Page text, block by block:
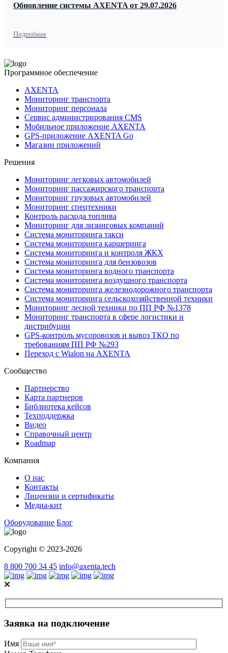
Обновление системы AXENTA от 29.07.2026
Подробнее
Программное обеспечение
AXENTA
Мониторинг транспорта
Мониторинг персонала
Сервис администрирования CMS
Мобильное приложение AXENTA
GPS-приложение AXENTA Go
Магазин приложений
Решения
Мониторинг легковых автомобилей
Мониторинг пассажирского транспорта
Мониторинг грузовых автомобилей
Мониторинг спецтехники
Контроль расхода топлива
Мониторинг для лизинговых компаний
Система мониторинга такси
Система мониторинга каршеринга
Система мониторинга и контроля ЖКХ
Система мониторинга для бензовозов
Система мониторинга водного транспорта
Система мониторинга воздушного транспорта
Система мониторинга железнодорожного транспорта
Система мониторинга сельскохозяйственной техники
Мониторинг лесной техники по ПП РФ №1378
Мониторинг транспорта в сфере логистики и
дистрибуции
GPS-контроль мусоровозов и вывоз ТКО по
требованиям ПП РФ №293
Переход с Wialon на AXENTA
Сообщество
Партнерство
Карта партнеров
Библиотека кейсов
Техподдержка
Видео
Справочный центр
Roadmap
Компания
О нас
Контакты
Лицензии и сертификаты
Медиа-кит
Оборудование Блог
Copyright © 2023-2026
8 800 700 34 45 info@axenta.tech
Заявка на подключение
Имя